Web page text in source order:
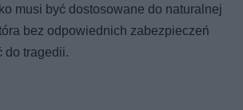
musi być dostosowane do naturalnej
bez odpowiednich zabezpieczeń
do tragedii.